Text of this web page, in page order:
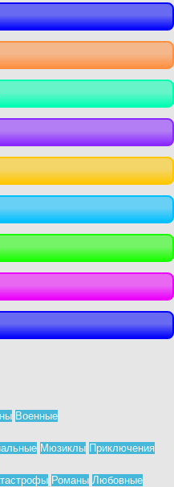
Военные
Мюзиклы Приключения
Романы Любовные